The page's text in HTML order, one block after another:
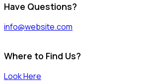
Have Questions?
info@website.com
Where to Find Us?
Look Here